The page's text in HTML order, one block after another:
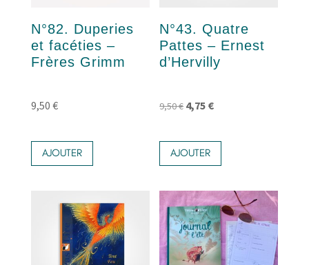
N°82. Duperies
et facéties –
Frères Grimm
9,50 €
AJOUTER
N°43. Quatre
Pattes – Ernest
d’Hervilly
9,50€ Le
initial
était :
4,75 €Le
actuel
AJOUTER